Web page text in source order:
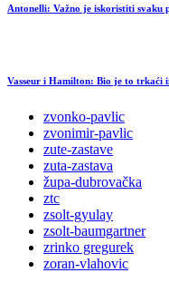
Antonelli: Važno je iskoristiti svaku
Vasseur i Hamilton: Bio je to trkaći
zvonko-pavlic
zvonimir-pavlic
zute-zastave
zuta-zastava
župa-dubrovačka
ztc
zsolt-gyulay
zsolt-baumgartner
zrinko gregurek
zoran-vlahovic